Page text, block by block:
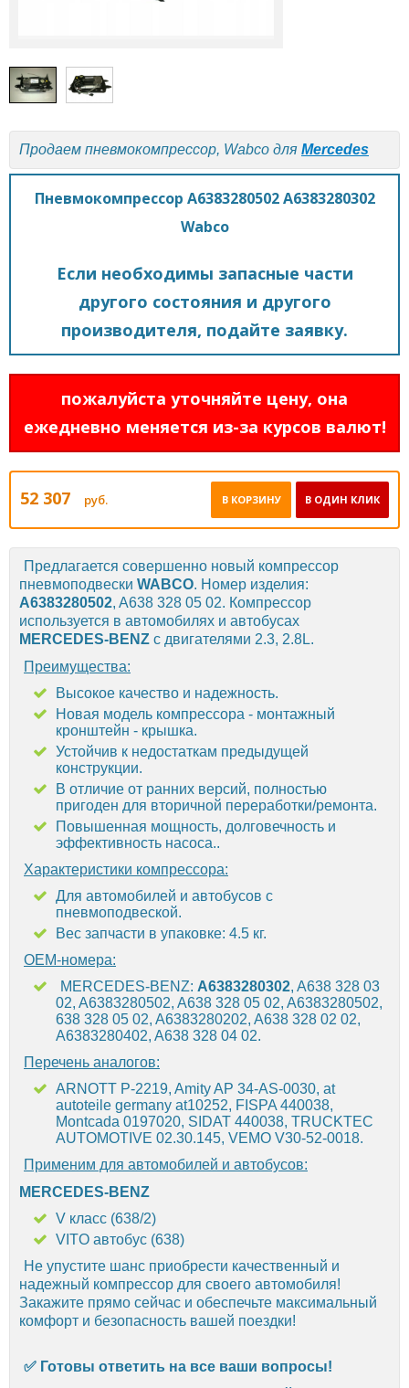
Продаем пневмокомпрессор, Wabco для Mercedes
Пневмокомпрессор A6383280502 A6383280302
Wabco
Если необходимы запасные части
другого состояния и другого
производителя, подайте заявку.
пожалуйста уточняйте цену, она
ежедневно меняется из-за курсов валют!
52 307 руб. В ОДИН КЛИК
В КОРЗИНУ
Предлагается совершенно новый компрессор
пневмоподвески WABCO. Номер изделия:
A6383280502, A638 328 05 02. Компрессор
используется в автомобилях и автобусах
MERCEDES-BENZ с двигателями 2.3, 2.8L.
Преимущества:
Высокое качество и надежность.
Новая модель компрессора - монтажный
кронштейн - крышка.
Устойчив к недостаткам предыдущей
конструкции.
В отличие от ранних версий, полностью
пригоден для вторичной переработки/ремонта.
Повышенная мощность, долговечность и
эффективность насоса..
Характеристики компрессора:
Для автомобилей и автобусов с
пневмоподвеской.
Вес запчасти в упаковке: 4.5 кг.
OEM-номера:
MERCEDES-BENZ: A6383280302, A638 328 03
02, A6383280502, A638 328 05 02, A6383280502,
638 328 05 02, A6383280202, A638 328 02 02,
A6383280402, A638 328 04 02.
Перечень аналогов:
ARNOTT P-2219, Amity AP 34-AS-0030, at
autoteile germany at10252, FISPA 440038,
Montcada 0197020, SIDAT 440038, TRUCKTEC
AUTOMOTIVE 02.30.145, VEMO V30-52-0018.
Применим для автомобилей и автобусов:
MERCEDES-BENZ
V класс (638/2)
VITO автобус (638)
Не упустите шанс приобрести качественный и
надежный компрессор для своего автомобиля!
Закажите прямо сейчас и обеспечьте максимальный
комфорт и безопасность вашей поездки!
✅ Готовы ответить на все ваши вопросы!